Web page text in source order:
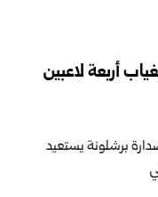
أربعة لاعبين